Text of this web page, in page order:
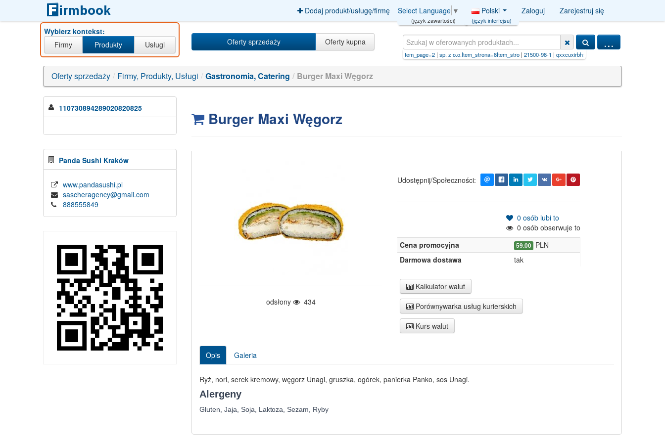
Dodaj produkt/usługę/firmę Select Language ▼
(język zawartości)
Polski
(język interfejsu)
Zaloguj Zarejestruj się
Wybierz kontekst:
Firmy
Produkty Usługi Oferty sprzedaży Oferty kupna ...
sp. z o.o.Item_page=2|sp. z o.o.Item_strona=8Item_stro |21500-98-1|qxxcuxirbhsitd-uhfffaoysa-n
Oferty sprzedaży / Firmy, Produkty, Usługi / Gastronomia, Catering / Burger Maxi Węgorz
110730894289020820825
Panda Sushi Kraków
www.pandasushi.pl
sascheragency@gmail.com
888555849
Burger Maxi Węgorz
odsłony 434
Udostępnij/Społeczności:
0 osób lubi to
0 osób obserwuje to
Cena promocyjna
59.00 PLN
Darmowa dostawa
tak
Kalkulator walut
Porównywarka usług kurierskich
Kurs walut
Opis Galeria
Ryż, nori, serek kremowy, węgorz Unagi, gruszka, ogórek, panierka Panko, sos Unagi.
Alergeny
Gluten, Jaja, Soja, Laktoza, Sezam, Ryby